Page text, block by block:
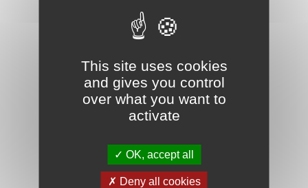
This site uses cookies
and gives you control
over what you want to
activate
OK, accept all
Deny all cookies